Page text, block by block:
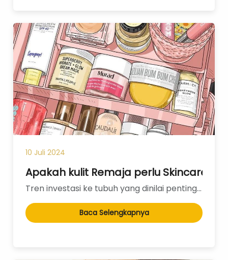
Formulasi Kustom Kemasan Khusus
10 Juli 2024
Apakah kulit Remaja perlu Skincare?
Tren investasi ke tubuh yang dinilai penting sudah merambah ke segala kalangan usia. Tak heran kini...
Baca Selengkapnya